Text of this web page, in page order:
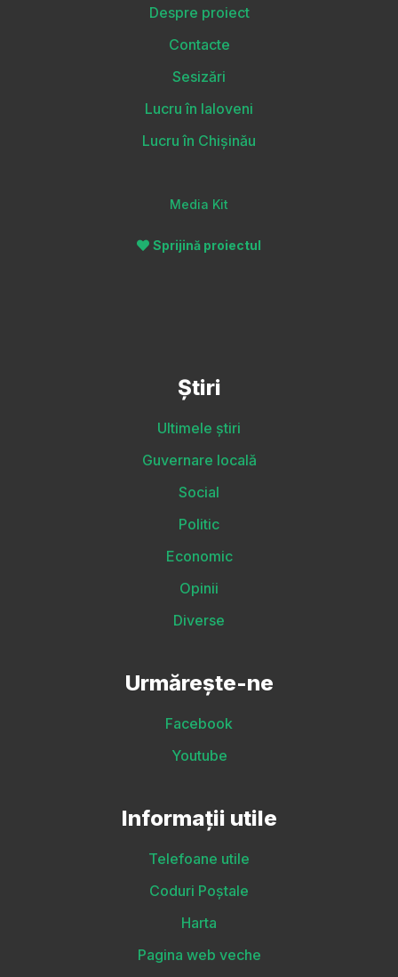
Despre proiect
Contacte
Sesizări
Lucru în Ialoveni
Lucru în Chișinău
Media Kit
Sprijină proiectul
Știri
Ultimele știri
Guvernare locală
Social
Politic
Economic
Opinii
Diverse
Urmărește-ne
Facebook
Youtube
Informații utile
Telefoane utile
Coduri Poștale
Harta
Pagina web veche